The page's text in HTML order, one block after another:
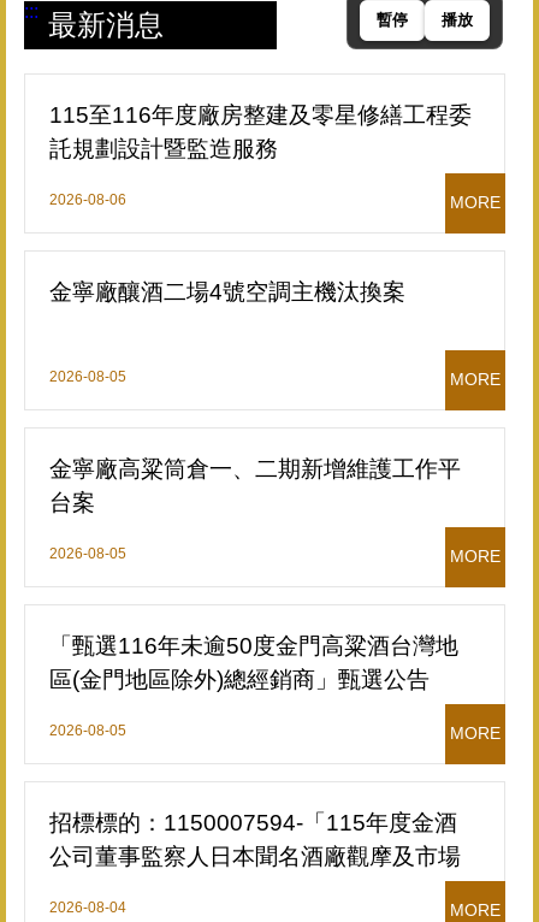
::: 最新消息 暫停 播放
115至116年度廠房整建及零星修繕工程委
託規劃設計暨監造服務
2026-08-06 MORE
金寧廠釀酒二場4號空調主機汰換案
2026-08-05 MORE
金寧廠高粱筒倉一、二期新增維護工作平
台案
2026-08-05 MORE
「甄選116年未逾50度金門高粱酒台灣地
區(金門地區除外)總經銷商」甄選公告
2026-08-05 MORE
招標標的：1150007594-「115年度金酒
公司董事監察人日本聞名酒廠觀摩及市場
2026-08-04 MORE